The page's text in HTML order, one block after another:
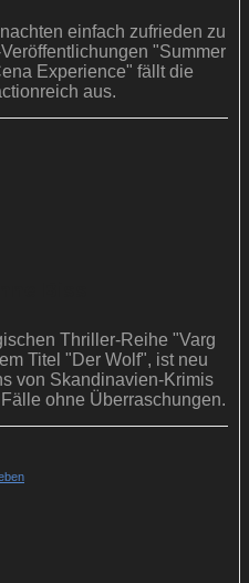
einfach zufrieden zu
"Summer
Experience" fällt die
aus.
Thriller-Reihe "Varg
Titel "Der Wolf", ist neu
von Skandinavien-Krimis
ohne Überraschungen.